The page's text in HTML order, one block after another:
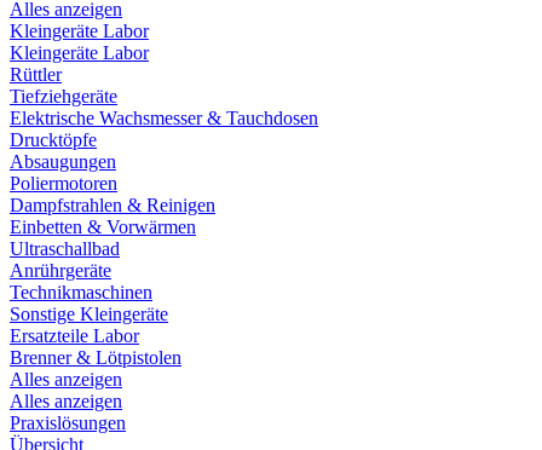
Alles anzeigen
Kleingeräte Labor
Kleingeräte Labor
Rüttler
Tiefziehgeräte
Elektrische Wachsmesser & Tauchdosen
Drucktöpfe
Absaugungen
Poliermotoren
Dampfstrahlen & Reinigen
Einbetten & Vorwärmen
Ultraschallbad
Anrührgeräte
Technikmaschinen
Sonstige Kleingeräte
Ersatzteile Labor
Brenner & Lötpistolen
Alles anzeigen
Alles anzeigen
Praxislösungen
Übersicht